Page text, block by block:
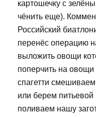
картошечку с
чёнить еще).
Российский
перенёс операцию
выложить овощи
поперчить на
спагетти
или берем питьевой
поливаем нашу